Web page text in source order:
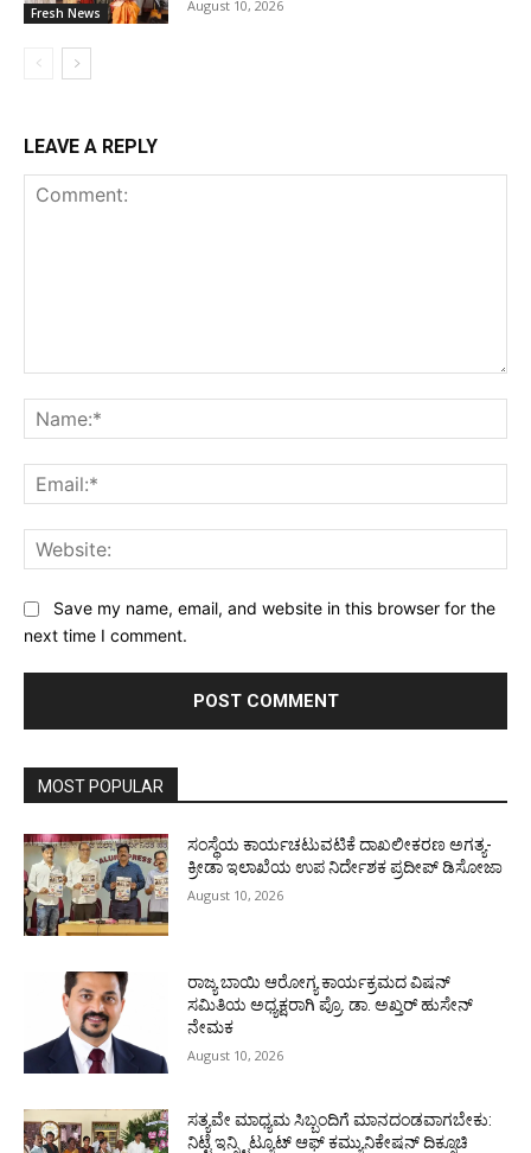
Fresh News August 10, 2026
LEAVE A REPLY
Save my name, email, and website in this browser for the
next time I comment.
MOST POPULAR
ಸಂಸ್ಥೆಯ ಕಾರ್ಯಚಟುವಟಿಕೆ ದಾಖಲೀಕರಣ ಅಗತ್ಯ-
ಕ್ರೀಡಾ ಇಲಾಖೆಯ ಉಪ ನಿರ್ದೇಶಕ ಪ್ರದೀಪ್ ಡಿಸೋಜಾ
August 10, 2026
ರಾಜ್ಯ ಬಾಯಿ ಆರೋಗ್ಯ ಕಾರ್ಯಕ್ರಮದ ವಿಷನ್
ಸಮಿತಿಯ ಅಧ್ಯಕ್ಷರಾಗಿ ಪ್ರೊ. ಡಾ. ಅಖ್ತರ್ ಹುಸೇನ್
ನೇಮಕ
August 10, 2026
ಸತ್ಯವೇ ಮಾಧ್ಯಮ ಸಿಬ್ಬಂದಿಗೆ ಮಾನದಂಡವಾಗಬೇಕು:
ನಿಟ್ಟೆ ಇನ್ಸ್ಟಿಟ್ಯೂಟ್ ಆಫ್ ಕಮ್ಯುನಿಕೇಷನ್ ದಿಕ್ಸೂಚಿ